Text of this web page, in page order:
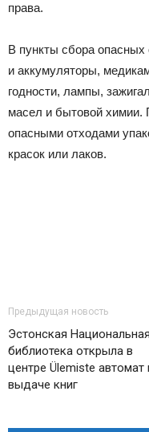
права.
В пункты сбора опасных
и аккумуляторы,
годности, лампы,
масел и бытовой химии.
опасными отходами
красок или лаков.
Предыдущая новость
Эстонская Национальная
библиотека открыла в
центре Ülemiste автомат
выдаче книг